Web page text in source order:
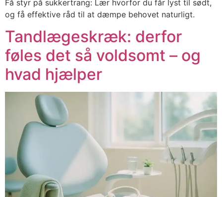
Få styr på sukkertrang: Lær hvorfor du får lyst til sødt,
og få effektive råd til at dæmpe behovet naturligt.
Tandlægeskræk: derfor
føles det så voldsomt – og
hvad hjælper